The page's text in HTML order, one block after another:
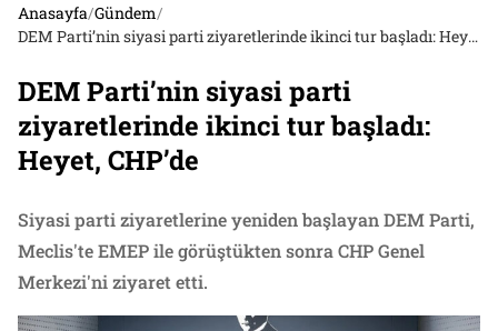
Anasayfa/Gündem/
DEM Parti’nin siyasi parti ziyaretlerinde ikinci tur başladı: Heyet, CHP’de
DEM Parti’nin siyasi parti
ziyaretlerinde ikinci tur başladı:
Heyet, CHP’de
Siyasi parti ziyaretlerine yeniden başlayan DEM Parti,
Meclis'te EMEP ile görüştükten sonra CHP Genel
Merkezi'ni ziyaret etti.